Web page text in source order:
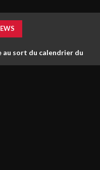
au sort du calendrier du